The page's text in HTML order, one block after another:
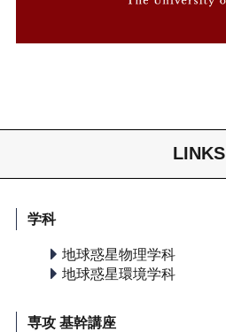
LINKS
学科
地球惑星物理学科
地球惑星環境学科
専攻 基幹講座